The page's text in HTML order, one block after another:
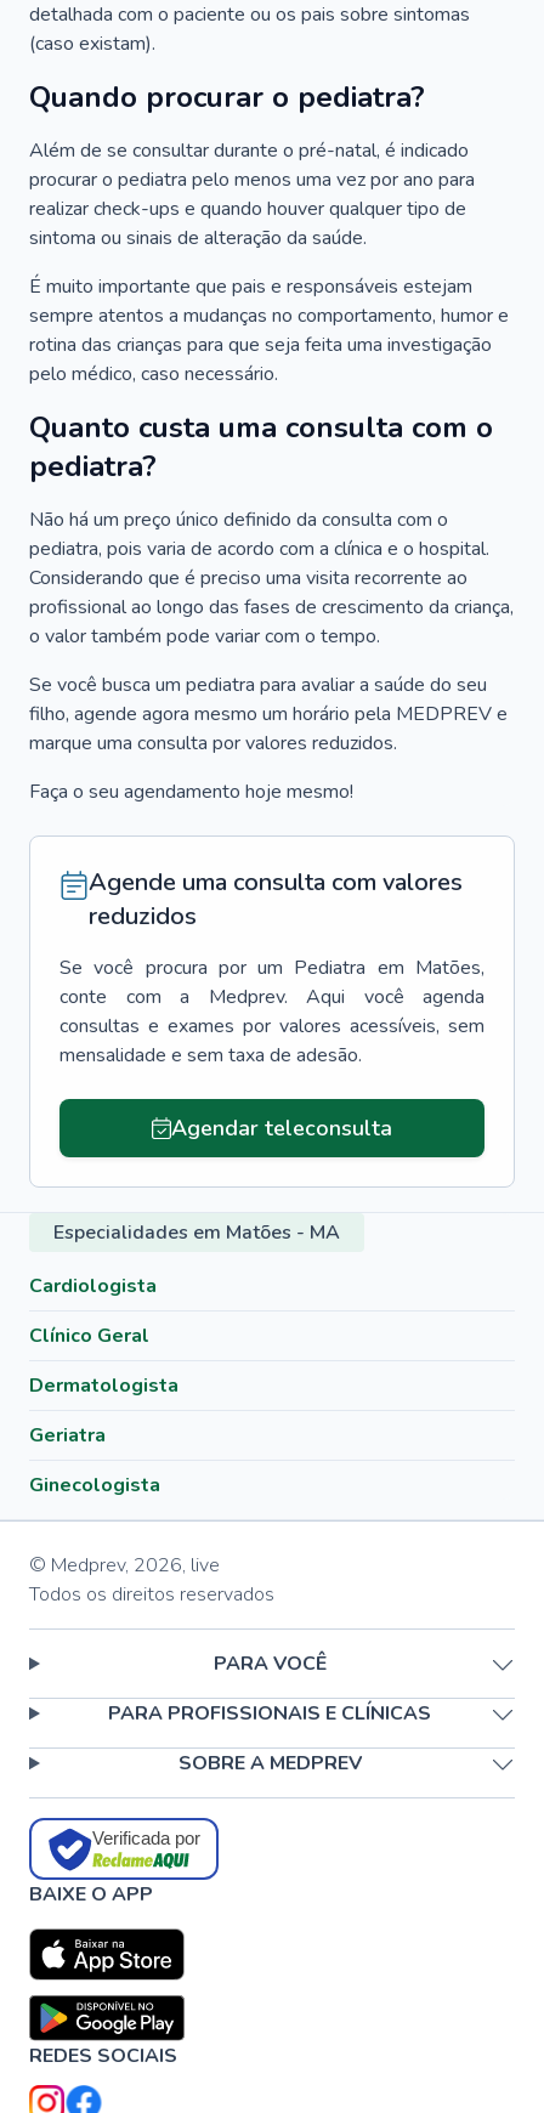
detalhada com o paciente ou os pais sobre sintomas
(caso existam).
Quando procurar o pediatra?
Além de se consultar durante o pré-natal, é indicado
procurar o pediatra pelo menos uma vez por ano para
realizar check-ups e quando houver qualquer tipo de
sintoma ou sinais de alteração da saúde.
É muito importante que pais e responsáveis estejam
sempre atentos a mudanças no comportamento, humor e
rotina das crianças para que seja feita uma investigação
pelo médico, caso necessário.
Quanto custa uma consulta com o
pediatra?
Não há um preço único definido da consulta com o
pediatra, pois varia de acordo com a clínica e o hospital.
Considerando que é preciso uma visita recorrente ao
profissional ao longo das fases de crescimento da criança,
o valor também pode variar com o tempo.
Se você busca um pediatra para avaliar a saúde do seu
filho, agende agora mesmo um horário pela MEDPREV e
marque uma consulta por valores reduzidos.
Faça o seu agendamento hoje mesmo!
Agende uma consulta com valores
reduzidos
Se você procura por um Pediatra em Matões,
conte com a Medprev. Aqui você agenda
consultas e exames por valores acessíveis, sem
mensalidade e sem taxa de adesão.
Agendar teleconsulta
Especialidades em Matões - MA
Cardiologista
Clínico Geral
Dermatologista
Geriatra
Ginecologista
© Medprev, 2026, live
Todos os direitos reservados
PARA VOCÊ
PARA PROFISSIONAIS E CLÍNICAS
SOBRE A MEDPREV
Verificada por
BAIXE O APP
REDES SOCIAIS